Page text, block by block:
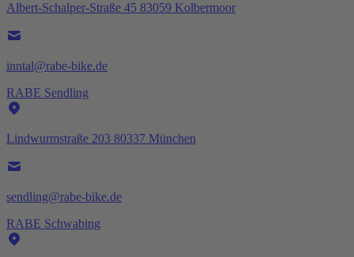
Albert-Schalper-Straße 45 83059 Kolbermoor
inntal@rabe-bike.de
RABE Sendling
Lindwurmstraße 203 80337 München
sendling@rabe-bike.de
RABE Schwabing